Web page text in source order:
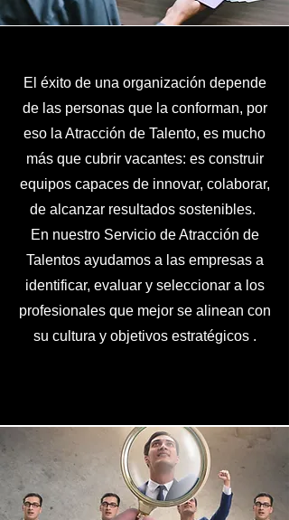
El éxito de una organización depende
de las personas que la conforman, por
eso la Atracción de Talento, es mucho
más que cubrir vacantes: es construir
equipos capaces de innovar, colaborar,
de alcanzar resultados sostenibles.
En nuestro Servicio de Atracción de
Talentos ayudamos a las empresas a
identificar, evaluar y seleccionar a los
profesionales que mejor se alinean con
su cultura y objetivos estratégicos .